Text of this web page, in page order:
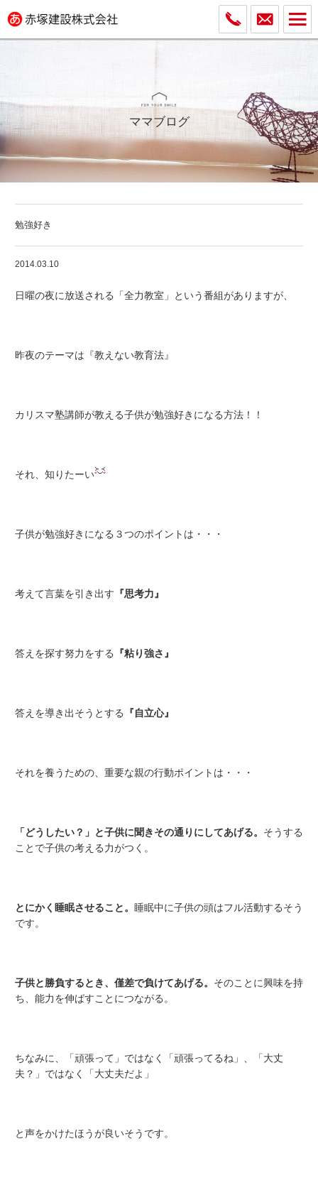
ママブログ
勉強好き
2014.03.10
日曜の夜に放送される「全力教室」という番組がありますが、
昨夜のテーマは『教えない教育法』
カリスマ塾講師が教える子供が勉強好きになる方法！！
それ、知りたーい
子供が勉強好きになる３つのポイントは・・・
考えて言葉を引き出す 『思考力』
答えを探す努力をする 『粘り強さ』
答えを導き出そうとする 『自立心』
それを養うための、重要な親の行動ポイントは・・・
「どうしたい？」と子供に聞きその通りにしてあげる。 そうする
ことで子供の考える力がつく。
とにかく睡眠させること。 睡眠中に子供の頭はフル活動するそう
です。
子供と勝負するとき、僅差で負けてあげる。 そのことに興味を持
ち、能力を伸ばすことにつながる。
ちなみに、「頑張って」ではなく「頑張ってるね」、「大丈
夫？」ではなく「大丈夫だよ」
と声をかけたほうが良いそうです。